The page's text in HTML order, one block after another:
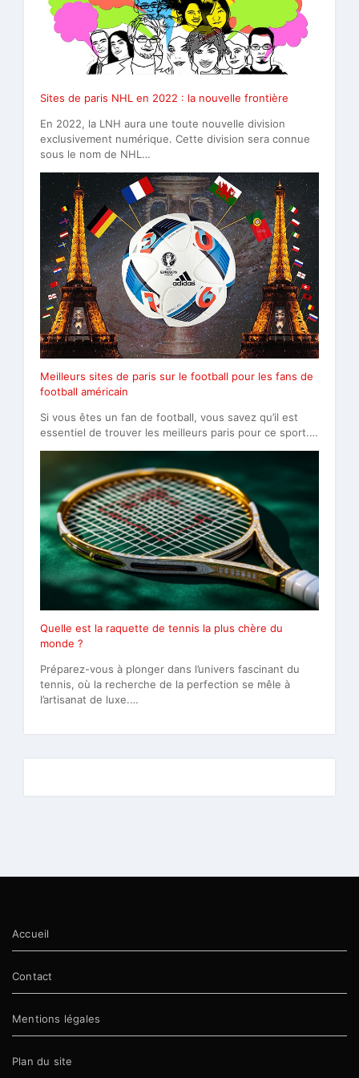
Sites de paris NHL en 2022 : la nouvelle frontière
En 2022, la LNH aura une toute nouvelle division
exclusivement numérique. Cette division sera connue
sous le nom de NHL…
Meilleurs sites de paris sur le football pour les fans de
football américain
Si vous êtes un fan de football, vous savez qu’il est
essentiel de trouver les meilleurs paris pour ce sport.…
Quelle est la raquette de tennis la plus chère du
monde ?
Préparez-vous à plonger dans l’univers fascinant du
tennis, où la recherche de la perfection se mêle à
l’artisanat de luxe.…
Accueil
Contact
Mentions légales
Plan du site